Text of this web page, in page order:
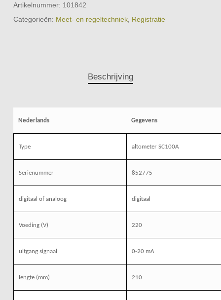
Artikelnummer: 101842
Categorieën: Meet- en regeltechniek, Registratie
Beschrijving
Nederlands Gegevens
Type altometer SC100A
Serienummer 852775
digitaal of analoog digitaal
Voeding (V) 220
uitgang signaal 0-20 mA
lengte (mm) 210